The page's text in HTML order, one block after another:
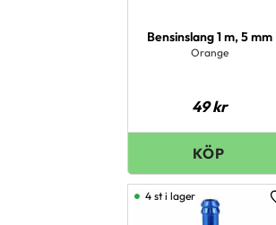
Bensinslang 1 m, 5 mm
Orange
49kr
4 st i lager